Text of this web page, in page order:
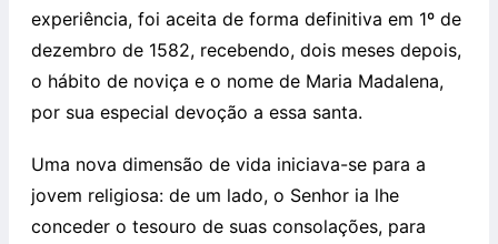
experiência, foi aceita de forma definitiva em 1º de
dezembro de 1582, recebendo, dois meses depois,
o hábito de noviça e o nome de Maria Madalena,
por sua especial devoção a essa santa.
Uma nova dimensão de vida iniciava-se para a
jovem religiosa: de um lado, o Senhor ia lhe
conceder o tesouro de suas consolações, para